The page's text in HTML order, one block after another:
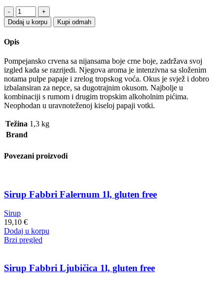
Sirup
Fabbri
Papaya
1l,
gluten
quantity
Dodaj u korpu Kupi odmah
Opis
Pompejansko crvena sa nijansama boje crne boje, zadržava svoj
izgled kada se razrijedi. Njegova aroma je intenzivna sa složenim
notama pulpe papaje i zrelog tropskog voća. Okus je svjež i dobro
izbalansiran za nepce, sa dugotrajnim okusom. Najbolje u
kombinaciji s rumom i drugim tropskim alkoholnim pićima.
Neophodan u uravnoteženoj kiseloj papaji votki.
Težina 1,3 kg
Brand
Povezani proizvodi
Sirup Fabbri Falernum 1l, gluten free
Sirup
19,10 €
Dodaj u korpu
Brzi pregled
Sirup Fabbri Ljubičica 1l, gluten free